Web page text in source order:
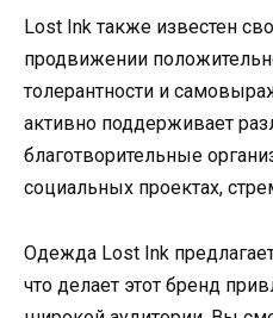
Lost Ink также известен
продвижении
толерантности и
активно поддерживает
благотворительные
социальных проектах,
Одежда Lost Ink
что делает этот бренд